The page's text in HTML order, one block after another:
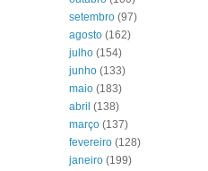
setembro (97)
agosto (162)
julho (154)
junho (133)
maio (183)
abril (138)
março (137)
fevereiro (128)
janeiro (199)